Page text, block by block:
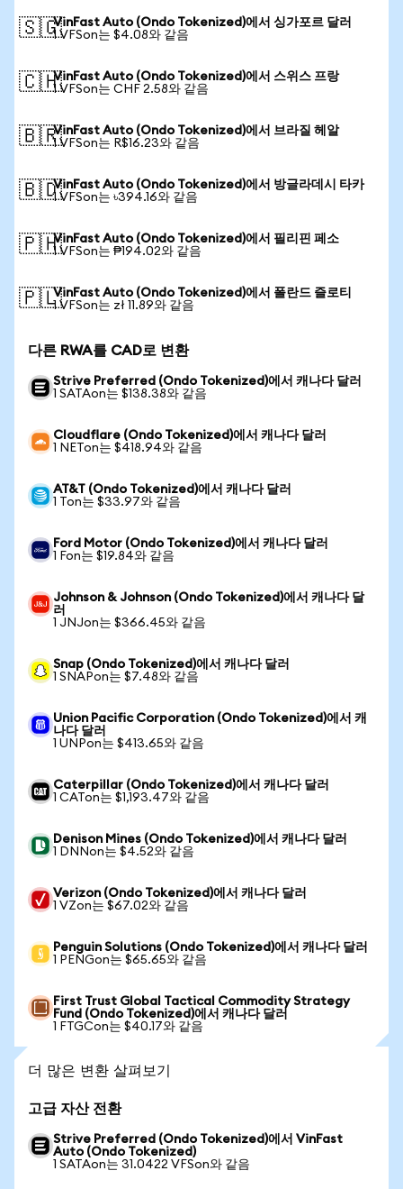
🇸🇬VinFast Auto (Ondo Tokenized)에서 싱가포르 달러
1 VFSon는 $4.08와 같음
🇨🇭VinFast Auto (Ondo Tokenized)에서 스위스 프랑
1 VFSon는 CHF 2.58와 같음
🇧🇷VinFast Auto (Ondo Tokenized)에서 브라질 헤알
1 VFSon는 R$16.23와 같음
🇧🇩VinFast Auto (Ondo Tokenized)에서 방글라데시 타카
1 VFSon는 ৳394.16와 같음
🇵🇭VinFast Auto (Ondo Tokenized)에서 필리핀 페소
1 VFSon는 ₱194.02와 같음
🇵🇱VinFast Auto (Ondo Tokenized)에서 폴란드 즐로티
1 VFSon는 zł 11.89와 같음
다른 RWA를 CAD로 변환
Strive Preferred (Ondo Tokenized)에서 캐나다 달러
1 SATAon는 $138.38와 같음
Cloudflare (Ondo Tokenized)에서 캐나다 달러
1 NETon는 $418.94와 같음
AT&T (Ondo Tokenized)에서 캐나다 달러
1 Ton는 $33.97와 같음
Ford Motor (Ondo Tokenized)에서 캐나다 달러
1 Fon는 $19.84와 같음
Johnson & Johnson (Ondo Tokenized)에서 캐나다 달
러
1 JNJon는 $366.45와 같음
Snap (Ondo Tokenized)에서 캐나다 달러
1 SNAPon는 $7.48와 같음
Union Pacific Corporation (Ondo Tokenized)에서 캐
나다 달러
1 UNPon는 $413.65와 같음
Caterpillar (Ondo Tokenized)에서 캐나다 달러
1 CATon는 $1,193.47와 같음
Denison Mines (Ondo Tokenized)에서 캐나다 달러
1 DNNon는 $4.52와 같음
Verizon (Ondo Tokenized)에서 캐나다 달러
1 VZon는 $67.02와 같음
Penguin Solutions (Ondo Tokenized)에서 캐나다 달러
1 PENGon는 $65.65와 같음
First Trust Global Tactical Commodity Strategy
Fund (Ondo Tokenized)에서 캐나다 달러
1 FTGCon는 $40.17와 같음
더 많은 변환 살펴보기
고급 자산 전환
Strive Preferred (Ondo Tokenized)에서 VinFast
Auto (Ondo Tokenized)
1 SATAon는 31.0422 VFSon와 같음